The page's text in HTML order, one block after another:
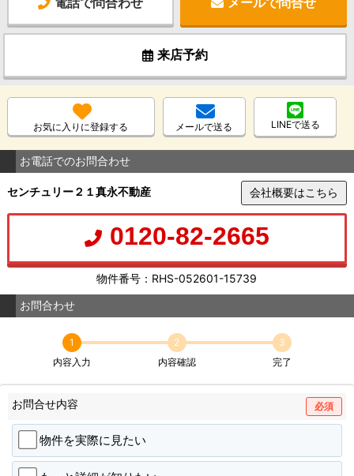
来店予約
お気に入りに登録する メールで送る LINEで送る
お電話でのお問合わせ
センチュリー２１真永不動産 会社概要はこちら
0120-82-2665
物件番号：RHS-052601-15739
お問合わせ
1
内容入力
2
内容確認
3
完了
お問合せ内容 必須
物件を実際に見たい